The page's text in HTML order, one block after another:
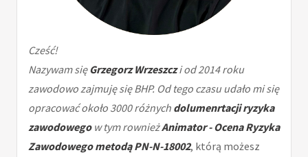
Cześć!
Nazywam sięGrzegorz Wrzeszczi od 2014 roku
zawodowo zajmuję się BHP. Od tego czasu udało mi się
opracować około 3000 różnych dolumenrtacji ryzyka
zawodowegow tym rownieżAnimator - Ocena Ryzyka
Zawodowego metodą PN-N-18002, którą możesz